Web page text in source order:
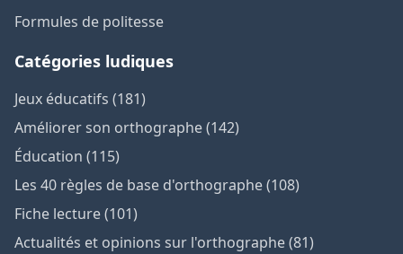
Formules de politesse
Catégories ludiques
Jeux éducatifs (181)
Améliorer son orthographe (142)
Éducation (115)
Les 40 règles de base d'orthographe (108)
Fiche lecture (101)
Actualités et opinions sur l'orthographe (81)